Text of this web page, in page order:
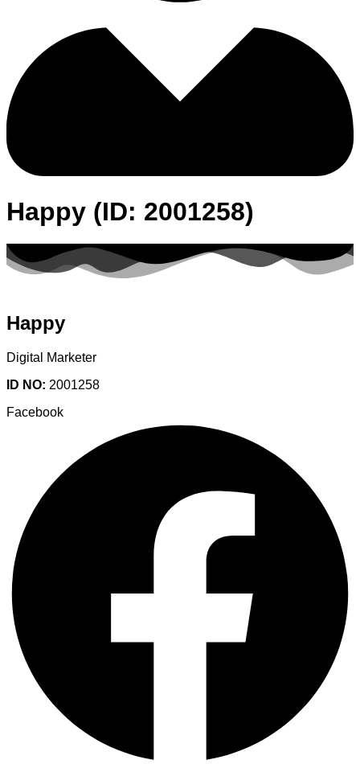
Happy (ID: 2001258)
Happy
Digital Marketer
ID NO: 2001258
Facebook